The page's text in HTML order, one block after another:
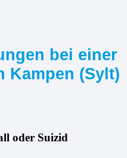
bei einer
Kampen (Sylt)
oder Suizid